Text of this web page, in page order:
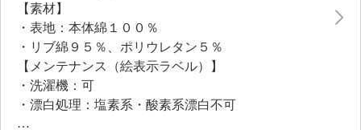
【素材】
・表地：本体綿１００％
・リブ綿９５％、ポリウレタン５％
【メンテナンス（絵表示ラベル）】
・洗濯機：可
・漂白処理：塩素系・酸素系漂白不可
・タンブル乾燥：不可